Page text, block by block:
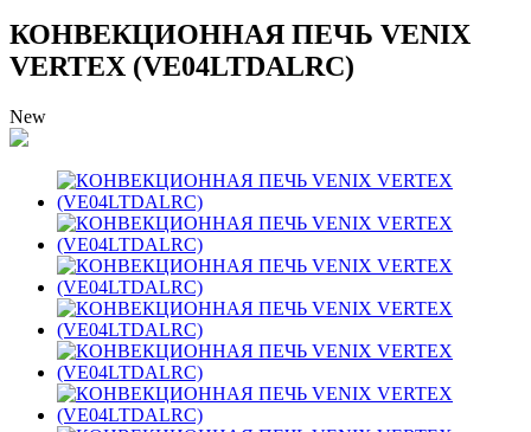
КОНВЕКЦИОННАЯ ПЕЧЬ VENIX
VERTEX (VE04LTDALRС)
New